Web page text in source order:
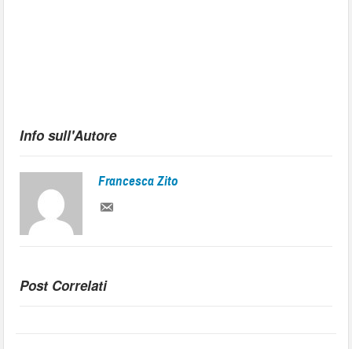
Info sull'Autore
Francesca Zito
Post Correlati